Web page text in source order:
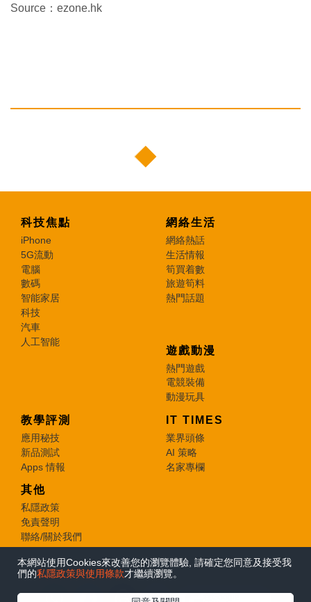
本網站使用Cookies來改善您的瀏覽體驗, 請確定您同意及接受我
們的私隱政策與使用條款才繼續瀏覽。
Source：ezone.hk
科技焦點
iPhone
5G流動
電腦
數碼
智能家居
科技
汽車
人工智能
網絡生活
網絡熱話
生活情報
筍買着數
旅遊筍料
熱門話題
遊戲動漫
熱門遊戲
電競裝備
動漫玩具
教學評測
應用秘技
新品測試
Apps 情報
IT TIMES
業界頭條
AI 策略
名家專欄
其他
私隱政策
免責聲明
聯絡/關於我們
© 2026 e-zone. All Rights Reserved.